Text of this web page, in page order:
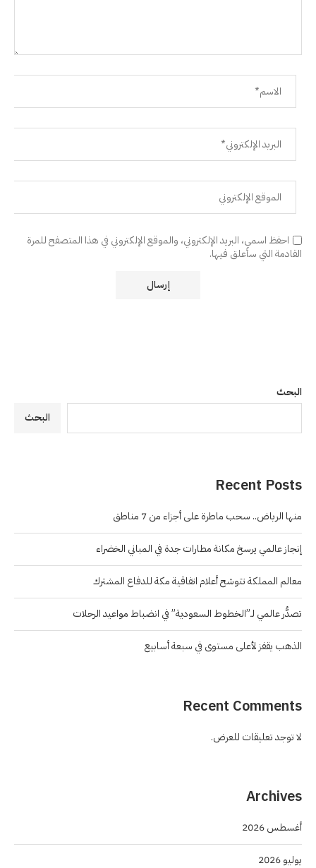
احفظ اسمي، البريد الإلكتروني، والموقع الإلكتروني في هذا المتصفح للمرة
القادمة التي سأعلق فيها.
البحث
البحث
Recent Posts
منها الرياض.. سحب ماطرة على أجزاء من 7 مناطق
إنجاز عالمي يرسخ مكانة مطارات جدة في المباني الخضراء
معالم المملكة تتوشح أعلام اتفاقية مكة للدفاع المشترك
تصدُّر عالمي لـ”الخطوط السعودية” في انضباط مواعيد الرحلات
الذهب يقفز لأعلى مستوى في سبعة أسابيع
Recent Comments
لا توجد تعليقات للعرض.
Archives
أغسطس 2026
يوليو 2026